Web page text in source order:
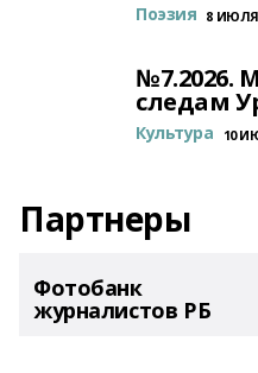
Поэзия 8 ИЮЛЯ
№7.2026.
следам
Культура 10
Партнеры
Фотобанк
журналистов РБ